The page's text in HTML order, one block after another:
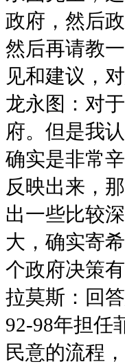
政府，然后
然后再请教
见和建议，
龙永图：对
府。但是我
确实是非常
反映出来，
出一些比较
大，确实寄
个政府决策
拉莫斯：回
92-98年担任
民意的流程